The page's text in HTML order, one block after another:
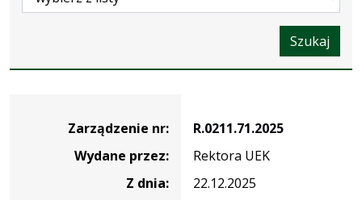
Szukaj
Zarządzenie nr:
R.0211.71.2025
Wydane przez:
Rektora UEK
Z dnia:
22.12.2025